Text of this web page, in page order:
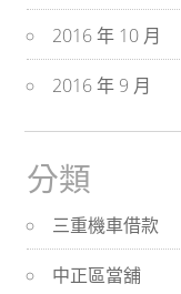
2016 年 10 月
2016 年 9 月
分類
三重機車借款
中正區當舖